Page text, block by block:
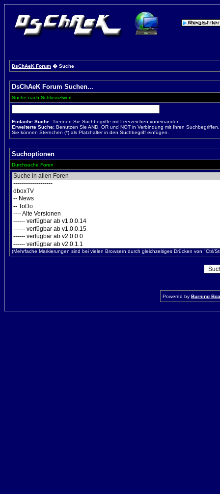
DsChAeK Forum � Suche
DsChAeK Forum Suchen...
Suche nach Schlüsselwort
Einfache Suche: Trennen Sie Suchbegriffe mit Leerzeichen voneinander.
Erweiterte Suche: Benutzen Sie AND, OR und NOT in Verbindung mit Ihren
Sie können Sternchen (*) als Platzhalter in den Suchbegriff einfügen.
Suchoptionen
Durchsuche Foren
(Mehrfache Markierungen sind bei vielen Browsern durch gleichzeitiges Drücken von "Ctrl/
Powered by Burning